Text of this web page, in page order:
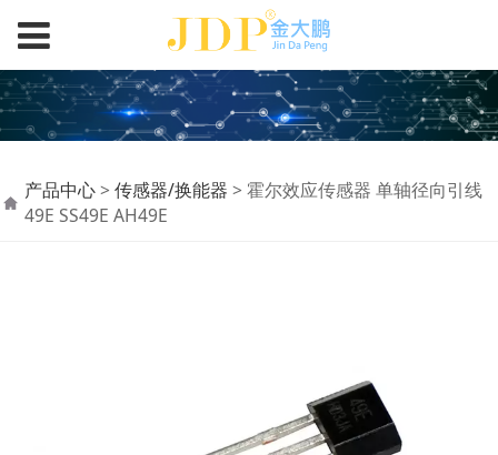
霍尔效应传感器 单轴径
产品中心> 传感器/换能器 > 霍尔效应传感器 单轴径向引线
49E SS49E AH49E